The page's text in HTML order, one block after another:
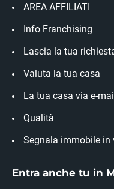
AREA AFFILIATI
Info Franchising
Lascia la tua
Valuta la tua casa
La tua casa via e-
Qualità
Segnala immobile in
Entra anche tu in